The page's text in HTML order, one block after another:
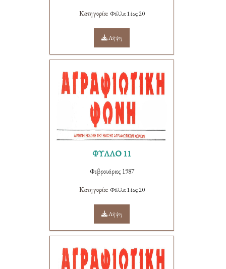
Κατηγορία: Φύλλα 1 έως 20
Λήψη
ΦΥΛΛΟ 11
Φεβρουάριος 1987
Κατηγορία: Φύλλα 1 έως 20
Λήψη